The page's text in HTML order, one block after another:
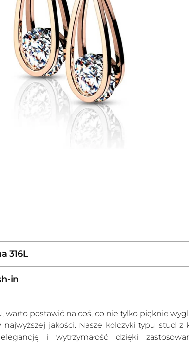
316L
in
warto postawić na coś, co nie tylko pięknie
jakości. Nasze kolczyki typu stud z
i wytrzymałość dzięki